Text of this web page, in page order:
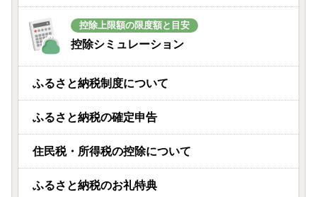
控除上限額の限度額と目安
控除シミュレーション
ふるさと納税制度について
ふるさと納税の確定申告
住民税・所得税の控除について
ふるさと納税のお礼特典